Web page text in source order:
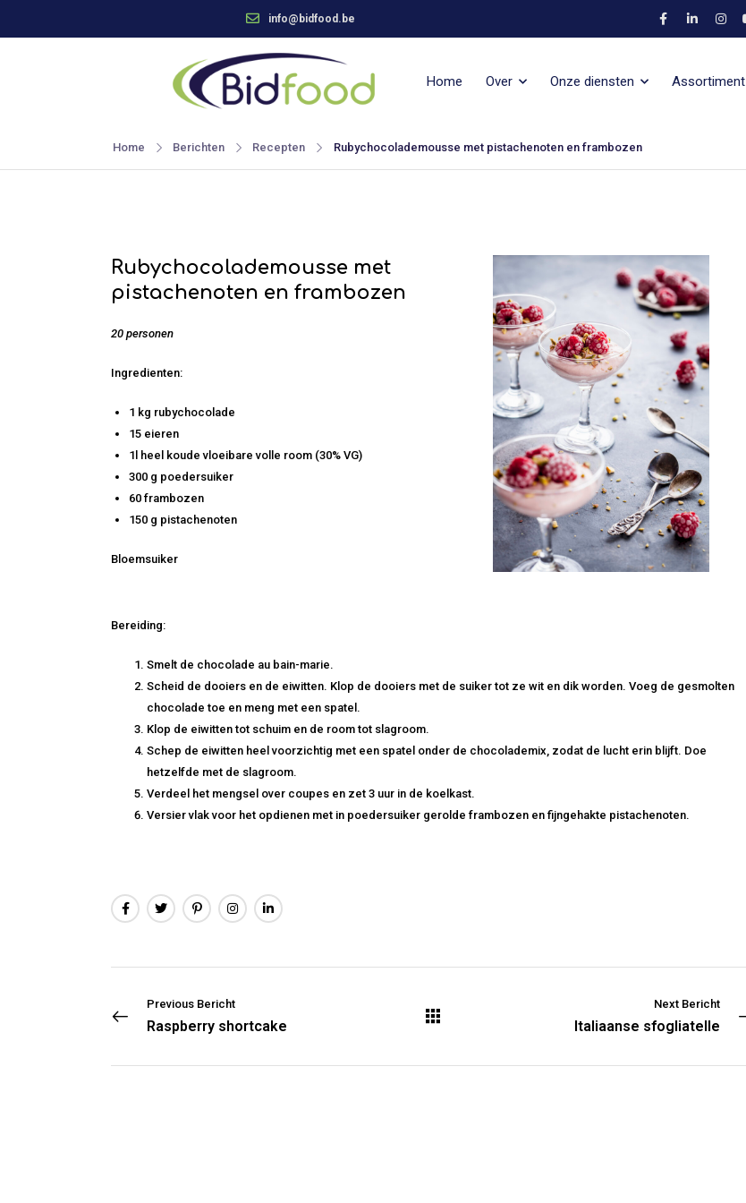
info@bidfood.be
Home Over Onze diensten Assortiment
Home Berichten Recepten Rubychocolademousse met pistachenoten en frambozen
Rubychocolademousse met
pistachenoten en frambozen
20 personen
Ingredienten:
1 kg rubychocolade
15 eieren
1l heel koude vloeibare volle room (30% VG)
300 g poedersuiker
60 frambozen
150 g pistachenoten
Bloemsuiker
Bereiding:
Smelt de chocolade au bain-marie.
Scheid de dooiers en de eiwitten. Klop de dooiers met de suiker tot ze wit en dik worden. Voeg de gesmolten
chocolade toe en meng met een spatel.
Klop de eiwitten tot schuim en de room tot slagroom.
Schep de eiwitten heel voorzichtig met een spatel onder de chocolademix, zodat de lucht erin blijft. Doe
hetzelfde met de slagroom.
Verdeel het mengsel over coupes en zet 3 uur in de koelkast.
Versier vlak voor het opdienen met in poedersuiker gerolde frambozen en fijngehakte pistachenoten.
Previous Bericht
Raspberry shortcake
Next Bericht
Italiaanse sfogliatelle